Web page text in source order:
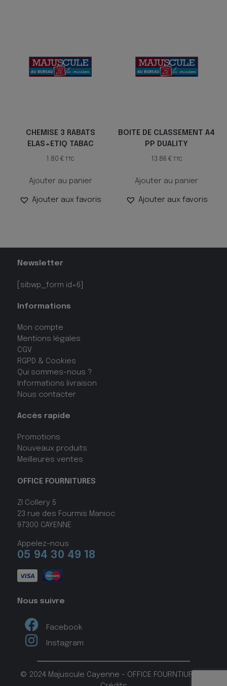
CHEMISE 3 RABATS
ELAS+ETIQ TABAC
1.80€ TTC
Ajouter au panier
Ajouter aux favoris
BOITE DE CLASSEMENT A4
PP DUALITY
13.86 € TTC
Ajouter au panier
Ajouter aux favoris
Newsletter
[sibwp_form id=6]
Informations
Mon compte
Mentions légales
CGV
RGPD & Cookies
Qui sommes-nous ?
Informations livraison
Nous contacter
Accès rapide
Promotions
Nouveaux produits
Meilleures ventes
OFFICE FOURNITURES
ZI Collery 5
23 rue des Fourmis Manioc
97300 CAYENNE
Appelez-nous
05 94 30 49 18
Nous suivre
Facebook
Instagram
© 2024 Majuscule Cayenne - OFFICE FOURNTIURES -